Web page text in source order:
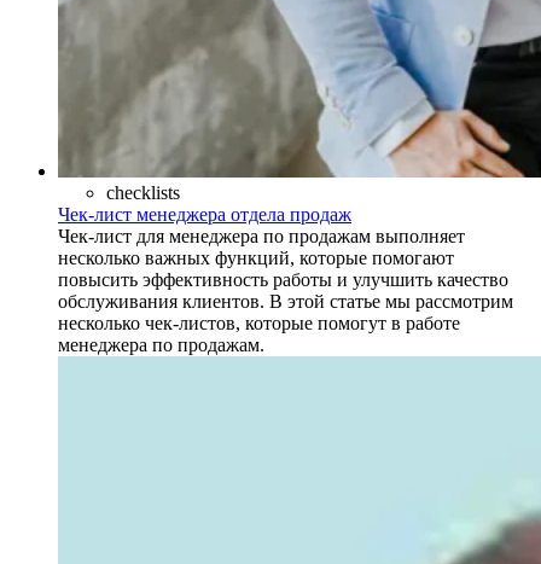
checklists
Чек-лист менеджера отдела продаж
Чек-лист для менеджера по продажам выполняет
несколько важных функций, которые помогают
повысить эффективность работы и улучшить качество
обслуживания клиентов. В этой статье мы рассмотрим
несколько чек-листов, которые помогут в работе
менеджера по продажам.